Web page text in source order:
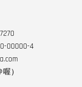
00000-4
）